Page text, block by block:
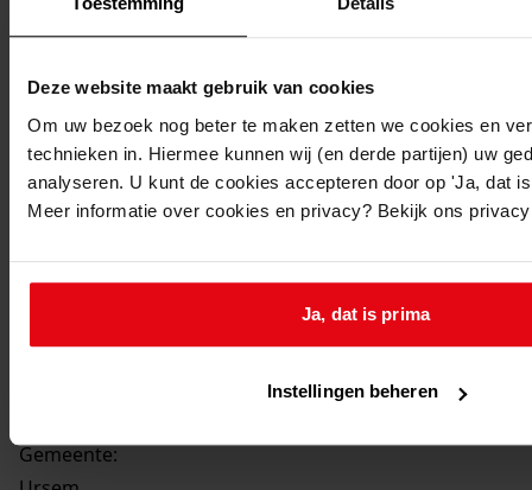
Deze website maakt gebruik van cookies
Om uw bezoek nog beter te maken zetten we cookies en
technieken in. Hiermee kunnen wij (en derde partijen) uw
analyseren. U kunt de cookies accepteren door op 'Ja, dat
Meer informatie over cookies en privacy? Bekijk ons
Ja, dat is prima
Instellingen beheren
Datering:
Beschrijving:
Oprichten van een melkverwerkingsruimte
Datum vergunning:
27-04-1976
Adres:
Ursem, Molenweg 4
Gemeente: